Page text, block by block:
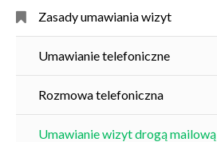
Zasady umawiania wizyt
Umawianie telefoniczne
Rozmowa telefoniczna
Umawianie wizyt drogą mailową